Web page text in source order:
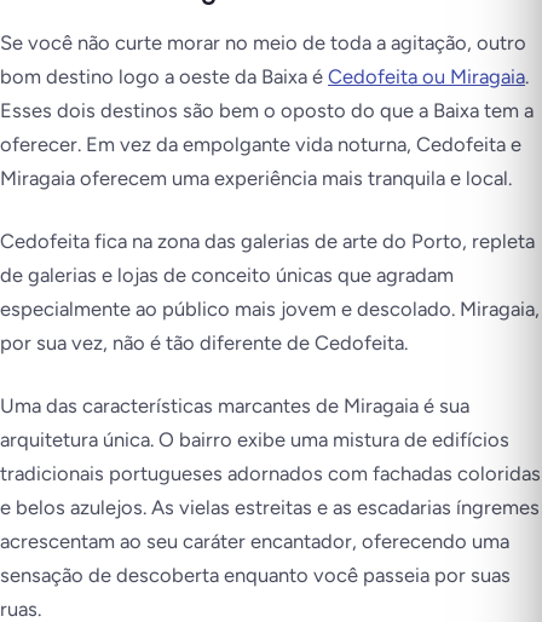
Se você não curte morar no meio de toda a agitação, outro
bom destino logo a oeste da Baixa é Cedofeita ou Miragaia.
Esses dois destinos são bem o oposto do que a Baixa tem a
oferecer. Em vez da empolgante vida noturna, Cedofeita e
Miragaia oferecem uma experiência mais tranquila e local.
Cedofeita fica na zona das galerias de arte do Porto, repleta
de galerias e lojas de conceito únicas que agradam
especialmente ao público mais jovem e descolado. Miragaia,
por sua vez, não é tão diferente de Cedofeita.
Uma das características marcantes de Miragaia é sua
arquitetura única. O bairro exibe uma mistura de edifícios
tradicionais portugueses adornados com fachadas coloridas
e belos azulejos. As vielas estreitas e as escadarias íngremes
acrescentam ao seu caráter encantador, oferecendo uma
sensação de descoberta enquanto você passeia por suas
ruas.